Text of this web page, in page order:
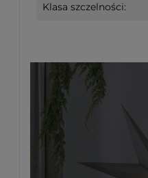
Klasa szczelności: